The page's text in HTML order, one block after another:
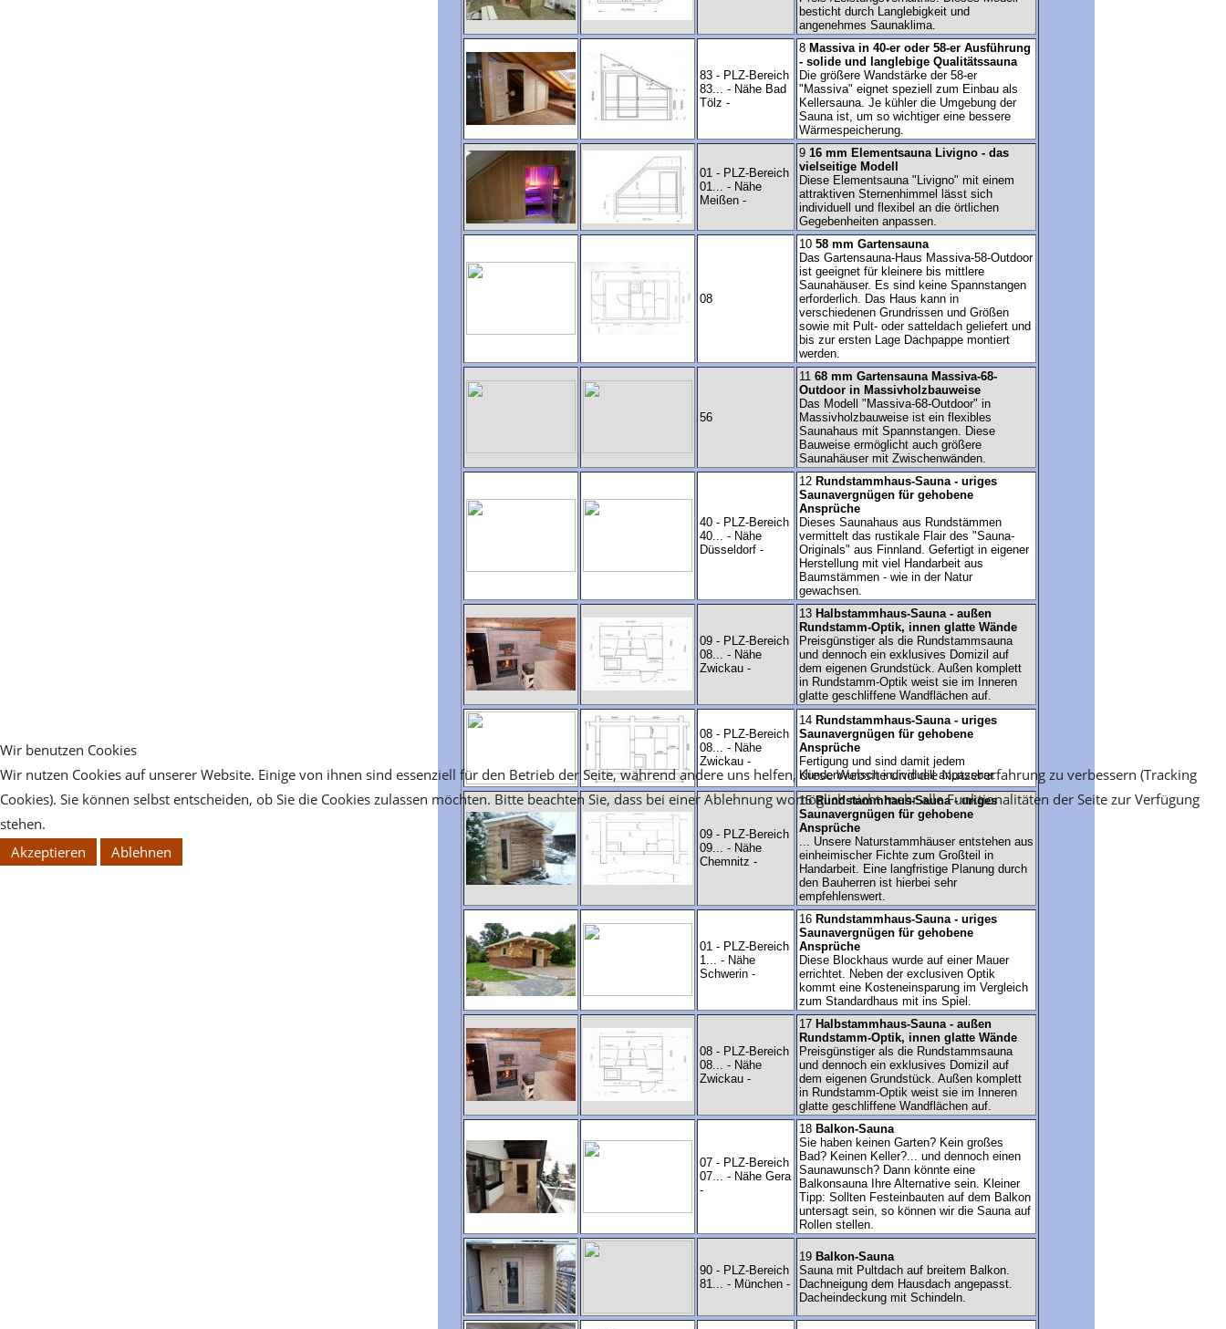
Wir benutzen Cookies
Wir nutzen Cookies auf unserer Website. Einige von ihnen sind essenziell für den Betrieb der Seite, während andere uns helfen, diese Website und die Nutzererfahrung zu verbessern (Tracking
Cookies). Sie können selbst entscheiden, ob Sie die Cookies zulassen möchten. Bitte beachten Sie, dass bei einer Ablehnung womöglich nicht mehr alle Funktionalitäten der Seite zur Verfügung
stehen.
Akzeptieren
Ablehnen